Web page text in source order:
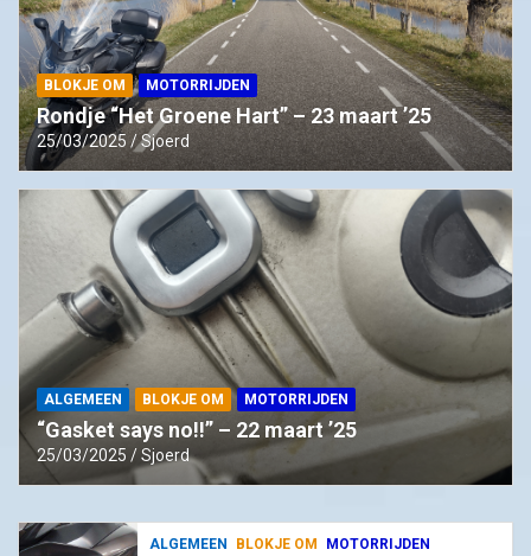
BLOKJE OM MOTORRIJDEN
Rondje “Het Groene Hart” – 23 maart ’25
25/03/2025 Sjoerd
ALGEMEEN BLOKJE OM MOTORRIJDEN
“Gasket says no!!” – 22 maart ’25
25/03/2025 Sjoerd
ALGEMEEN BLOKJE OM MOTORRIJDEN